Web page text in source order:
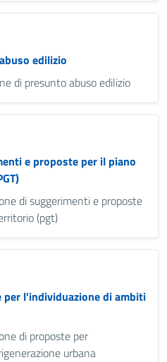
edilizio
di presunto abuso edilizio
e proposte per il piano
di suggerimenti e proposte
(pgt)
l'individuazione di ambiti
di proposte per
urbana